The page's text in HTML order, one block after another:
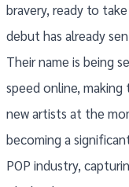
bravery, ready to
debut has already
Their name is being
speed online,
new artists at the
becoming a
POP industry,